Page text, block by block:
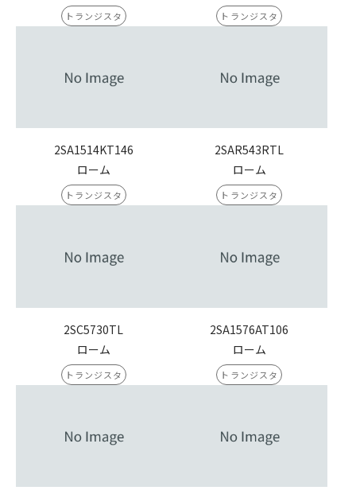
トランジスタ トランジスタ
2SA1514KT146
ローム
トランジスタ
2SAR543RTL
ローム
トランジスタ
2SC5730TL
ローム
トランジスタ
2SA1576AT106
ローム
トランジスタ